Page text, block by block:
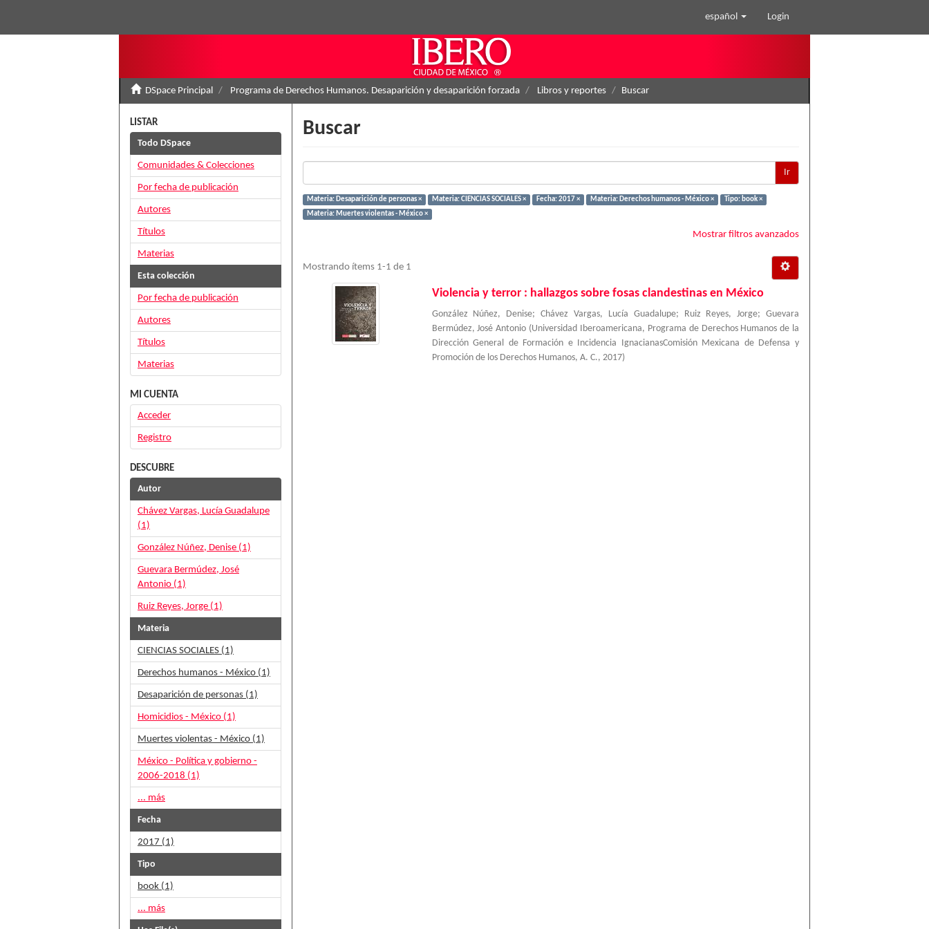
español Login
DSpace Principal Programa de Derechos Humanos. Desaparición y desaparición forzada Libros y reportes Buscar
Buscar
Ir
Materia: Desaparición de personas × Materia: CIENCIAS SOCIALES × Fecha: 2017 × Materia: Derechos humanos - México ×
Tipo: book ×
Materia: Muertes violentas - México ×
Mostrar filtros avanzados
Mostrando ítems 1-1 de 1
Violencia y terror : hallazgos sobre fosas clandestinas en México
González Núñez, Denise;Chávez Vargas, Lucía Guadalupe; Ruiz Reyes, Jorge;Guevara
Bermúdez, José Antonio (Universidad Iberoamericana, Programa de Derechos Humanos de la
Dirección General de Formación e Incidencia IgnacianasComisión Mexicana de Defensa y
Promoción de los Derechos Humanos, A. C., 2017)
LISTAR
Todo DSpace
Comunidades & Colecciones
Por fecha de publicación
Autores
Títulos
Materias
Esta colección
Por fecha de publicación
Autores
Títulos
Materias
MI CUENTA
Acceder
Registro
DESCUBRE
Autor
Chávez Vargas, Lucía Guadalupe
(1)
González Núñez, Denise (1)
Guevara Bermúdez, José
Antonio (1)
Ruiz Reyes, Jorge (1)
Materia
CIENCIAS SOCIALES (1)
Derechos humanos - México (1)
Desaparición de personas (1)
Homicidios - México (1)
Muertes violentas - México (1)
México - Política y gobierno -
2006-2018 (1)
... más
Fecha
2017 (1)
Tipo
book (1)
... más